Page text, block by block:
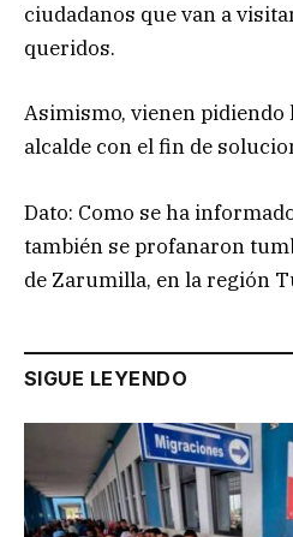
ciudadanos que van a
queridos.
Asimismo, vienen
alcalde con el fin de
Dato: Como se ha
también se profanaron
de Zarumilla, en la región
SIGUE LEYENDO